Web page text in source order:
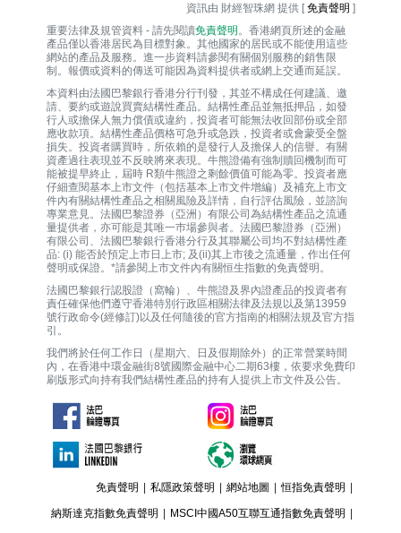
資訊由 財經智珠網 提供 [免責聲明 ]
重要法律及規管資料 - 請先閱讀免責聲明 。香港網頁所述的金融
產品僅以香港居民為目標對象。其他國家的居民或不能使用這些
網站的產品及服務。進一步資料請參閱有關個別服務的銷售限
制。報價或資料的傳送可能因為資料提供者或網上交通而延誤。
本資料由法國巴黎銀行香港分行刊發，其並不構成任何建議、邀
請、要約或遊說買賣結構性產品。結構性產品並無抵押品，如發
行人或擔保人無力償債或違約，投資者可能無法收回部份或全部
應收款項。結構性產品價格可急升或急跌，投資者或會蒙受全盤
損失。投資者購買時，所依賴的是發行人及擔保人的信譽。有關
資產過往表現並不反映將來表現。牛熊證備有強制贖回機制而可
能被提早終止，屆時 R類牛熊證之剩餘價值可能為零。投資者應
仔細查閱基本上市文件（包括基本上市文件增編）及補充上市文
件內有關結構性產品之相關風險及詳情，自行評估風險，並諮詢
專業意見。法國巴黎證券（亞洲）有限公司為結構性產品之流通
量提供者，亦可能是其唯一巿場參與者。法國巴黎證券（亞洲）
有限公司、法國巴黎銀行香港分行及其聯屬公司均不對結構性產
品: (i) 能否於預定上市日上市; 及(ii)其上市後之流通量，作出任何
聲明或保證。*請參閱上市文件內有關恒生指數的免責聲明。
法國巴黎銀行認股證（窩輪）、牛熊證及界內證產品的投資者有
責任確保他們遵守香港特別行政區相關法律及法規以及第13959
號行政命令(經修訂)以及任何隨後的官方指南的相關法規及官方指
引。
我們將於任何工作日（星期六、日及假期除外）的正常營業時間
內，在香港中環金融街8號國際金融中心二期63樓，依要求免費印
刷版形式向持有我們結構性產品的持有人提供上市文件及公告。
免責聲明 | 私隱政策聲明 | 網站地圖 | 恒指免責聲明 |
納斯達克指數免責聲明 | MSCI中國A50互聯互通指數免責聲明 |